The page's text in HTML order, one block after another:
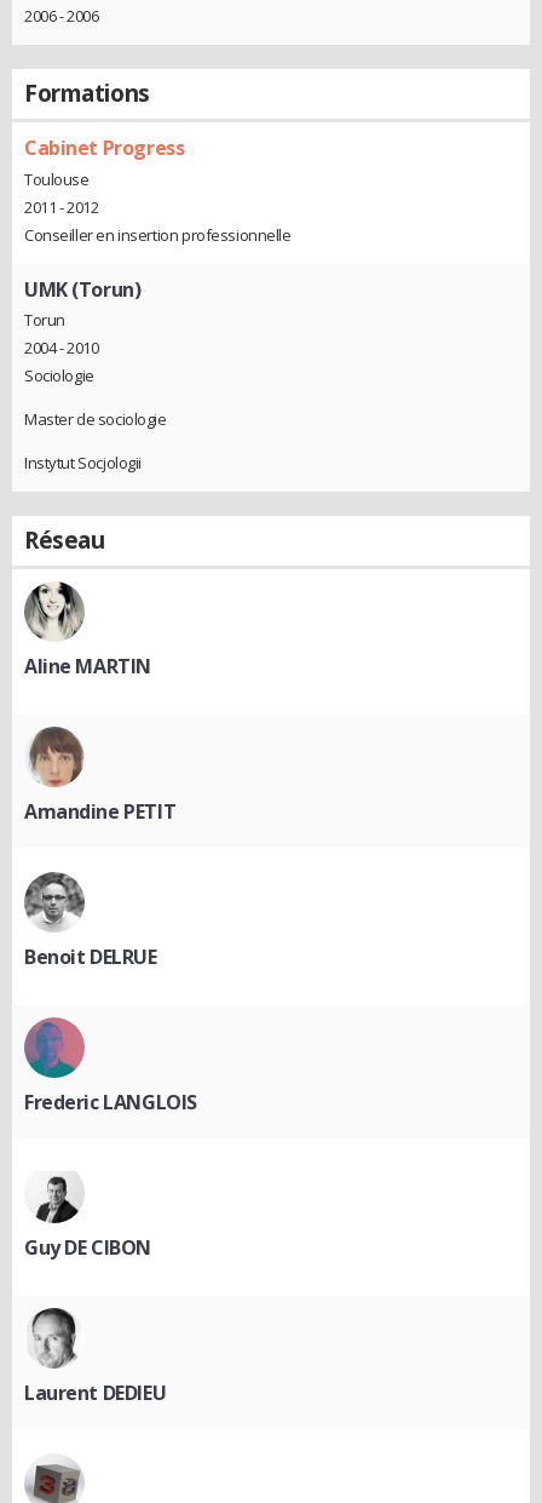
2006 - 2006
Formations
Cabinet Progress
Toulouse
2011 - 2012
Conseiller en insertion professionnelle
UMK (Torun)
Torun
2004 - 2010
Sociologie
Master de sociologie
Instytut Socjologii
Réseau
Aline MARTIN
Amandine PETIT
Benoit DELRUE
Frederic LANGLOIS
Guy DE CIBON
Laurent DEDIEU